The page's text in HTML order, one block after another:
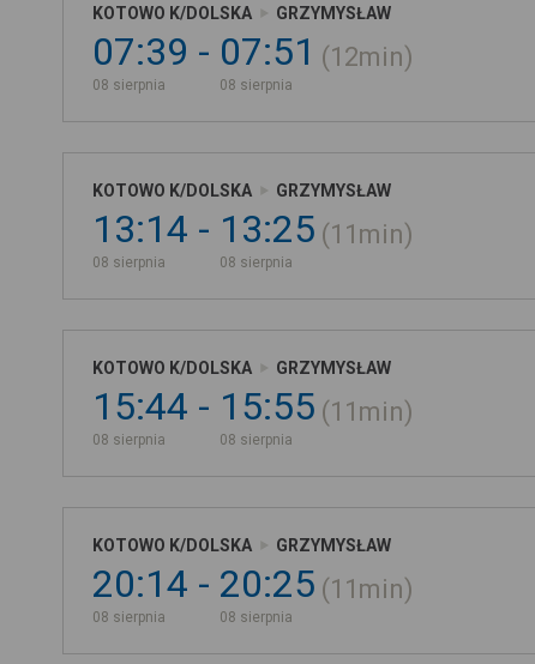
KOTOWO K/DOLSKA GRZYMYSŁAW
07:39
08 sierpnia
07:51
08 sierpnia
12min
KOTOWO K/DOLSKA GRZYMYSŁAW
13:14
08 sierpnia
13:25
08 sierpnia
11min
KOTOWO K/DOLSKA GRZYMYSŁAW
15:44
08 sierpnia
15:55
08 sierpnia
11min
KOTOWO K/DOLSKA GRZYMYSŁAW
20:14
08 sierpnia
20:25
08 sierpnia
11min